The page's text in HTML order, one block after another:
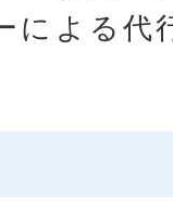
による代